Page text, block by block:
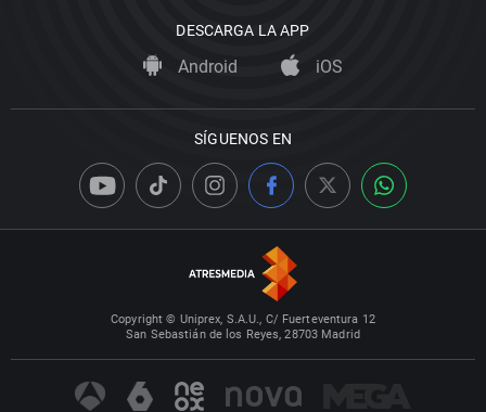
DESCARGA LA APP
Android iOS
SÍGUENOS EN
Copyright © Uniprex, S.A.U., C/ Fuerteventura 12
San Sebastián de los Reyes, 28703 Madrid